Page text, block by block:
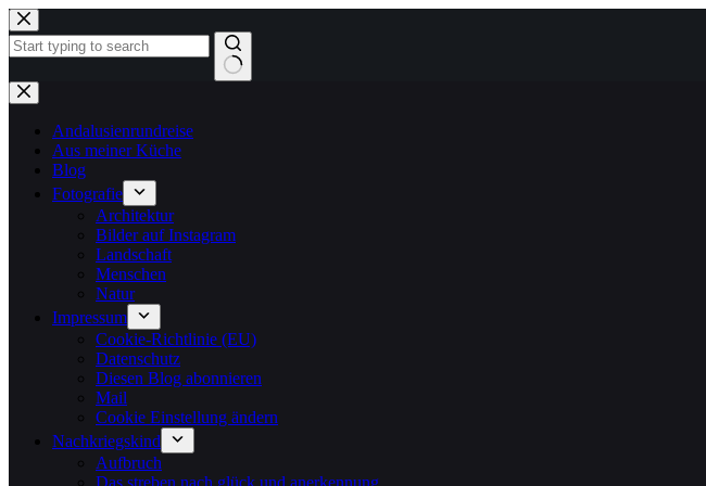
Zum
Inhalt
springen
Keine
Ergebnisse
Andalusienrundreise
Aus meiner Küche
Blog
Fotografie
Architektur
Bilder auf Instagram
Landschaft
Menschen
Natur
Impressum
Cookie-Richtlinie (EU)
Datenschutz
Diesen Blog abonnieren
Mail
Cookie Einstellung ändern
Nachkriegskind
Aufbruch
Das streben nach glück und anerkennung